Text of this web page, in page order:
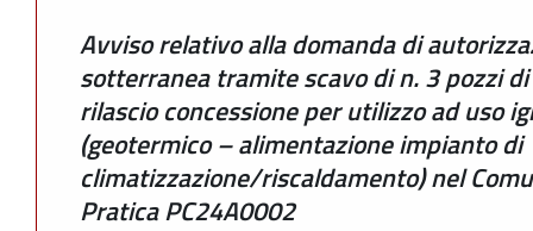
Avviso relativo alla domanda di
sotterranea tramite scavo di n. 3 pozzi
rilascio concessione per utilizzo ad uso
(geotermico – alimentazione impianto di
climatizzazione/riscaldamento) nel
Pratica PC24A0002